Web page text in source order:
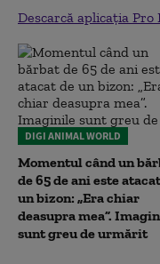
Descarcă aplicația Pro
DIGI ANIMAL WORLD
Momentul când un
de 65 de ani este
un bizon: „Era chiar
deasupra mea”.
sunt greu de urmărit